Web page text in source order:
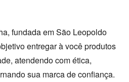
fundada em São Leopoldo
entregar à você produtos
atendendo com ética,
sua marca de confiança.